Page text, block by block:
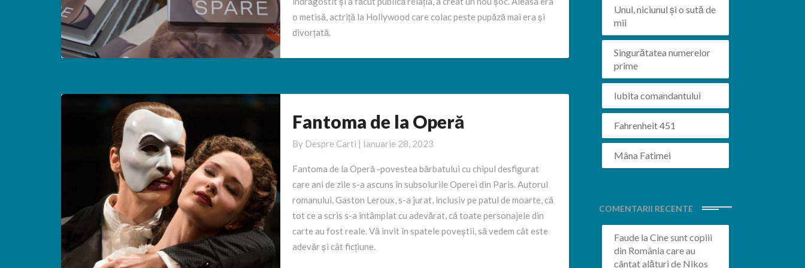
o metisă, actriță la Hollywood care colac peste pupăză mai era și
divorțată.
Fantoma
la
Operă
Fantoma de la Operă
By Despre Carti | Ianuarie 28, 2023
Fantoma de la Operă -povestea bărbatului cu chipul desfigurat
care ani de zile s-a ascuns în subsolurile Operei din Paris. Autorul
romanului, Gaston Leroux, s-a jurat, inclusiv pe patul de moarte, că
tot ce a scris s-a întâmplat cu adevărat, că toate personajele din
carte au fost reale. Vă invit în spatele poveștii, să vedem cât este
adevăr și cât ficțiune.
Unul, niciunul și o sută de
mii
Singurătatea numerelor
prime
Iubita comandantului
Fahrenheit 451
Mâna Fatimei
COMENTARII RECENTE
Faudela Cine sunt copiii
din România care au
cântat alături de Nikos